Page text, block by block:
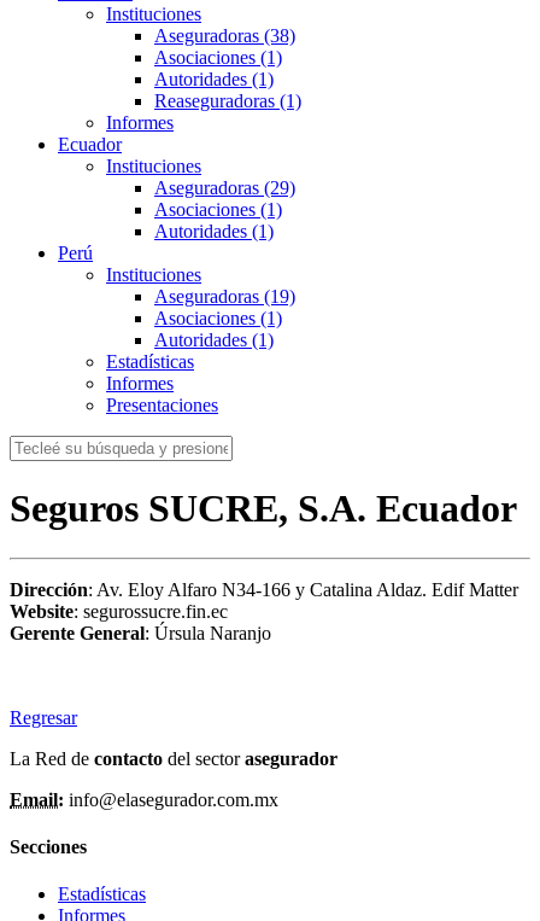
Instituciones
Aseguradoras (38)
Asociaciones (1)
Autoridades (1)
Reaseguradoras (1)
Informes
Ecuador
Instituciones
Aseguradoras (29)
Asociaciones (1)
Autoridades (1)
Perú
Instituciones
Aseguradoras (19)
Asociaciones (1)
Autoridades (1)
Estadísticas
Informes
Presentaciones
Seguros SUCRE, S.A. Ecuador
Dirección: Av. Eloy Alfaro N34-166 y Catalina Aldaz. Edif Matter
Website: segurossucre.fin.ec
Gerente General: Úrsula Naranjo
Regresar
La Red de contacto del sectorasegurador
Email: info@elasegurador.com.mx
Secciones
Estadísticas
Informes